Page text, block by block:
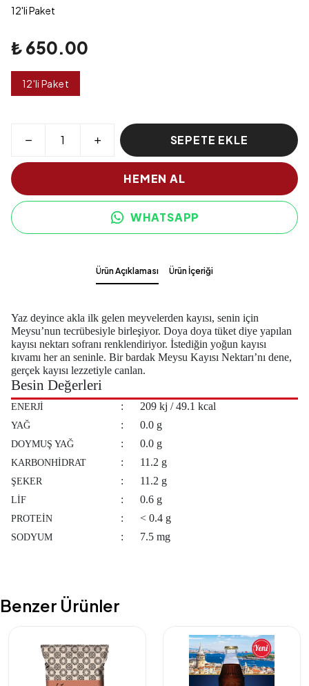
12'li Paket
₺ 650.00
12'li Paket
SEPETE EKLE
HEMEN AL
WHATSAPP
Ürün Açıklaması Ürün İçeriği
Yaz deyince akla ilk gelen meyvelerden kayısı, senin için
Meysu’nun tecrübesiyle birleşiyor. Doya doya tüket diye yapılan
kayısı nektarı sofranı renklendiriyor. İstediğin yoğun kayısı
kıvamı her an seninle. Bir bardak Meysu Kayısı Nektarı’nı dene,
gerçek kayısı lezzetiyle canlan.
Besin Değerleri
ENERJİ : 209 kj / 49.1 kcal
YAĞ : 0.0 g
DOYMUŞ YAĞ : 0.0 g
KARBONHİDRAT : 11.2 g
ŞEKER : 11.2 g
LİF : 0.6 g
PROTEİN : < 0.4 g
SODYUM : 7.5 mg
Benzer Ürünler